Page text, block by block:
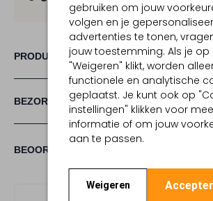
gebruiken om jouw
volgen en je
advertenties te tonen,
jouw toestemming. Als je op
"Weigeren" klikt, worden
functionele en analytische
geplaatst. Je kunt ook op
instellingen" klikken voor
informatie of om jouw
aan te passen.
Weigeren
PRODUCT INFORMATIE
BEOORDELINGEN (1)
STERREN
BEZORGEN & RETOURNEREN